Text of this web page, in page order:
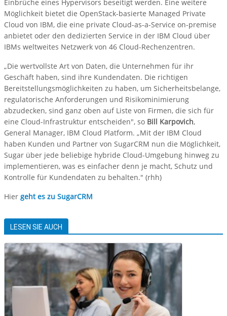
Einbrüche eines Hypervisors beseitigt werden. Eine weitere
Möglichkeit bietet die OpenStack-basierte Managed Private
Cloud von IBM, die eine private Cloud-as-a-Service on-premise
anbietet oder den dedizierten Service in der IBM Cloud über
IBMs weltweites Netzwerk von 46 Cloud-Rechenzentren.
„Die wertvollste Art von Daten, die Unternehmen für ihr
Geschäft haben, sind ihre Kundendaten. Die richtigen
Bereitstellungsmöglichkeiten zu haben, um Sicherheitsbelange,
regulatorische Anforderungen und Risikominimierung
abzudecken, sind ganz oben auf Liste von Firmen, die sich für
eine Cloud-Infrastruktur entscheiden", so Bill Karpovich,
General Manager, IBM Cloud Platform. „Mit der IBM Cloud
haben Kunden und Partner von SugarCRM nun die Möglichkeit,
Sugar über jede beliebige hybride Cloud-Umgebung hinweg zu
implementieren, was es einfacher denn je macht, Schutz und
Kontrolle für Kundendaten zu behalten." (rhh)
Hier geht es zu SugarCRM
LESEN SIE AUCH